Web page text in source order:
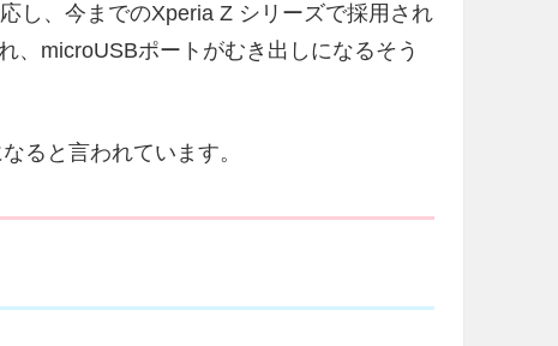
し、今までのXperia Z シリーズで採用され
、microUSBポートがむき出しになるそう
ると言われています。